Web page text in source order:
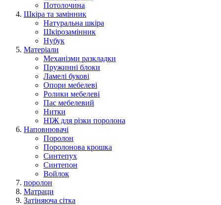
Потолочина
Шкіра та замінник
Натуральна шкіра
Шкірозамінник
Нубук
Матеріали
Механізми разкладки
Пружинні блоки
Ламелі букові
Опори мебелеві
Ролики мебелеві
Пас мебелевий
Нитки
НІЖ для різки поролона
Наповнювачі
Поролон
Поролонова крошка
Синтепух
Синтепон
Войлок
поролон
Матраци
Затіняюча сітка